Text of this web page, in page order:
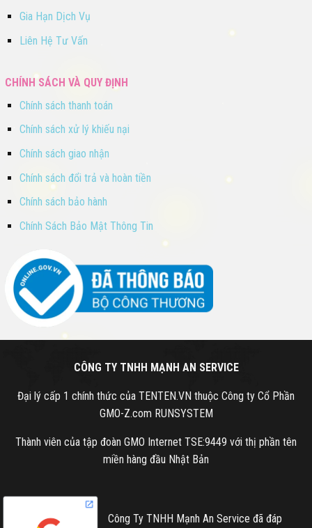
Gia Hạn Dịch Vụ
Liên Hệ Tư Vấn
CHÍNH SÁCH VÀ QUY ĐỊNH
Chính sách thanh toán
Chính sách xử lý khiếu nại
Chính sách giao nhận
Chính sách đổi trả và hoàn tiền
Chính sách bảo hành
Chính Sách Bảo Mật Thông Tin
CÔNG TY TNHH MẠNH AN SERVICE
Đại lý cấp 1 chính thức của TENTEN.VN thuộc Công ty Cổ Phần
GMO-Z.com RUNSYSTEM
Thành viên của tập đoàn GMO Internet TSE:9449 với thị phần tên
miền hàng đầu Nhật Bản
Công Ty TNHH Mạnh An Service đã đáp